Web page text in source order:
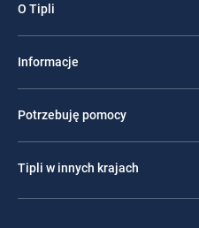
O Tipli
Informacje
Potrzebuję pomocy
Tipli w innych krajach